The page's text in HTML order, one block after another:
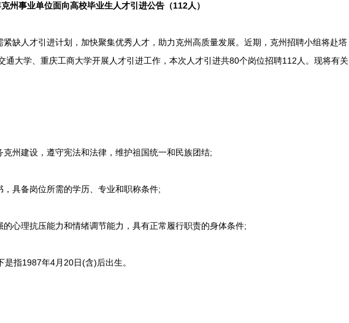
州事业单位面向高校毕业生人才引进公告（112人）
缺人才引进计划，加快聚集优秀人才，助力克州高质量发展。近期，克州招聘小组将赴塔
通大学、重庆工商大学开展人才引进工作，本次人才引进共80个岗位招聘112人。现将有关
建设，遵守宪法和法律，维护祖国统一和民族团结;
具备岗位所需的学历、专业和职称条件;
理抗压能力和情绪调节能力，具有正常履行职责的身体条件;
指1987年4月20日(含)后出生。